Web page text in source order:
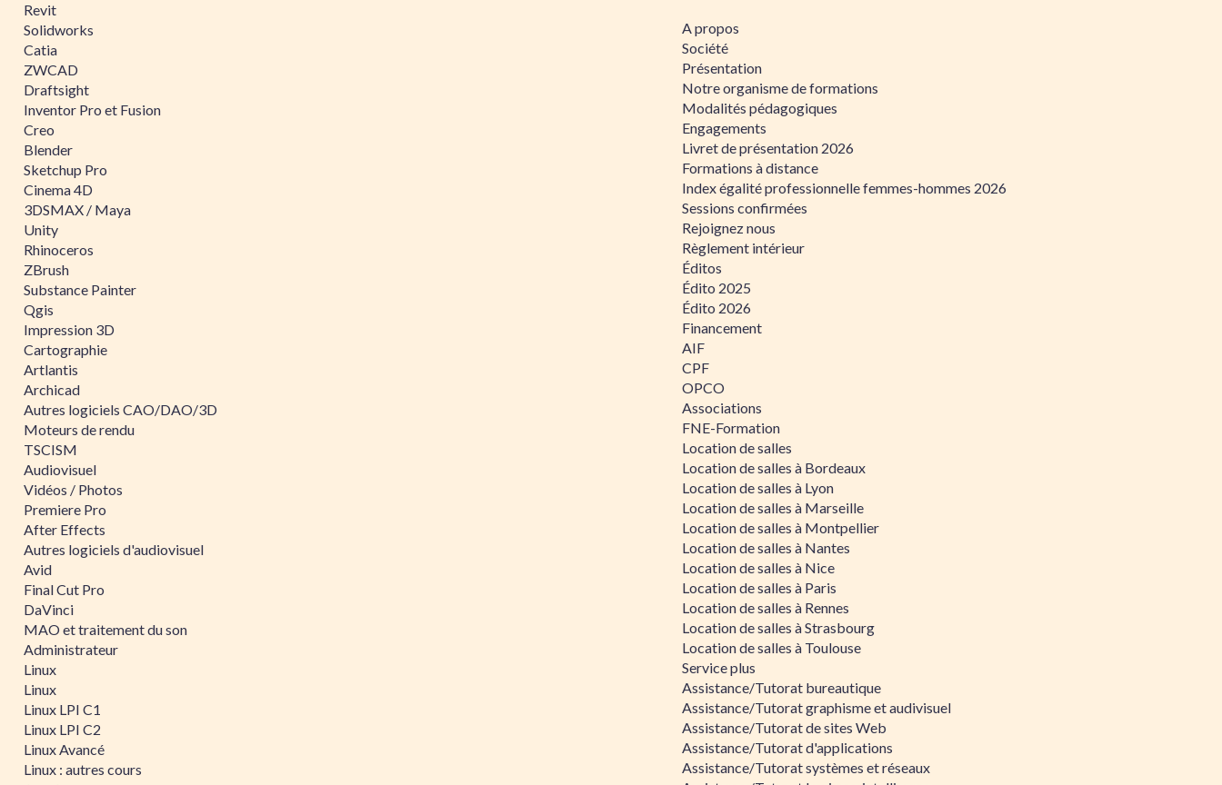
Revit
Solidworks
Catia
ZWCAD
Draftsight
Inventor Pro et Fusion
Creo
Blender
Sketchup Pro
Cinema 4D
3DSMAX / Maya
Unity
Rhinoceros
ZBrush
Substance Painter
Qgis
Impression 3D
Cartographie
Artlantis
Archicad
Autres logiciels CAO/DAO/3D
Moteurs de rendu
TSCISM
Audiovisuel
Vidéos / Photos
Premiere Pro
After Effects
Autres logiciels d'audiovisuel
Avid
Final Cut Pro
DaVinci
MAO et traitement du son
Administrateur
Linux
Linux
Linux LPI C1
Linux LPI C2
Linux Avancé
Linux : autres cours
A propos
Société
Présentation
Notre organisme de formations
Modalités pédagogiques
Engagements
Livret de présentation 2026
Formations à distance
Index égalité professionnelle femmes-hommes 2026
Sessions confirmées
Rejoignez nous
Règlement intérieur
Éditos
Édito 2025
Édito 2026
Financement
AIF
CPF
OPCO
Associations
FNE-Formation
Location de salles
Location de salles à Bordeaux
Location de salles à Lyon
Location de salles à Marseille
Location de salles à Montpellier
Location de salles à Nantes
Location de salles à Nice
Location de salles à Paris
Location de salles à Rennes
Location de salles à Strasbourg
Location de salles à Toulouse
Service plus
Assistance/Tutorat bureautique
Assistance/Tutorat graphisme et audivisuel
Assistance/Tutorat de sites Web
Assistance/Tutorat d'applications
Assistance/Tutorat systèmes et réseaux